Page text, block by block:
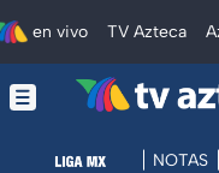
en vivo TV Azteca
NOTAS